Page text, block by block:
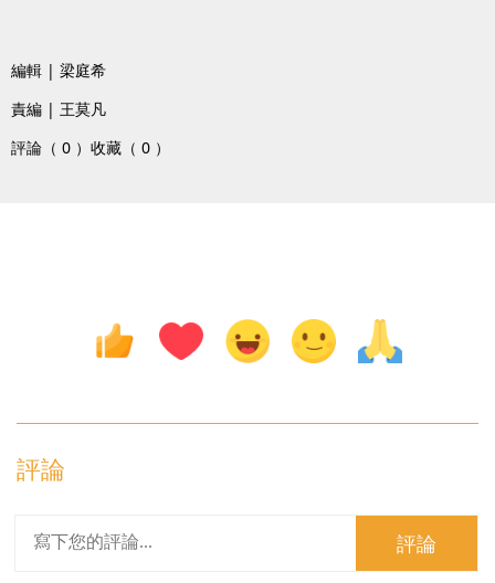
編輯 | 梁庭希
責編 | 王莫凡
評論（ 0 ） 收藏（ 0 ）
評論
評論